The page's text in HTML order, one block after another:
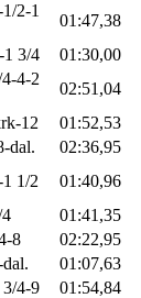
2-1
01:47,38
1 3/4
01:30,00
4-2
02:51,04
12
01:52,53
dal.
02:36,95
1/2
01:40,96
01:41,35
8
02:22,95
01:07,63
3/4-9
01:54,84